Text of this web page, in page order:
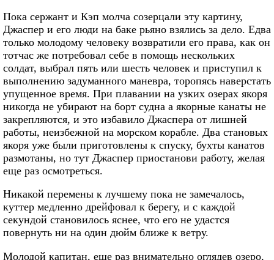
Пока сержант и Кэп молча созерцали эту картину,
Джаспер и его люди на баке рьяно взялись за дело. Едва
только молодому человеку возвратили его права, как он
тотчас же потребовал себе в помощь нескольких
солдат, выбрал пять или шесть человек и приступил к
выполнению задуманного маневра, торопясь наверстать
упущенное время. При плавании на узких озерах якоря
никогда не убирают на борт судна а якорные канаты не
закрепляются, и это избавило Джаспера от лишней
работы, неизбежной на морском корабле. Два становых
якоря уже были приготовлены к спуску, бухты канатов
размотаны, но тут Джаспер приостанови работу, желая
еще раз осмотреться.
Никакой перемены к лучшему пока не замечалось,
куттер медленно дрейфовал к берегу, и с каждой
секундой становилось яснее, что его не удастся
повернуть ни на один дюйм ближе к ветру.
Молодой капитан, еще раз внимательно оглядев озеро,